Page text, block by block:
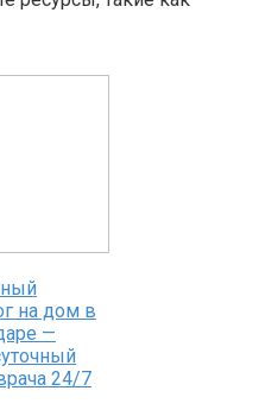
на дом в
—
24/7